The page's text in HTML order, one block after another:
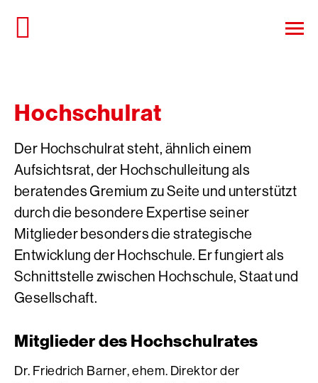
zum
Seiteninhalt
Hochschulrat
Der Hochschulrat steht, ähnlich einem
Aufsichtsrat, der Hochschulleitung als
beratendes Gremium zu Seite und unterstützt
durch die besondere Expertise seiner
Mitglieder besonders die strategische
Entwicklung der Hochschule. Er fungiert als
Schnittstelle zwischen Hochschule, Staat und
Gesellschaft.
Mitglieder des Hochschulrates
Dr. Friedrich Barner, ehem. Direktor der